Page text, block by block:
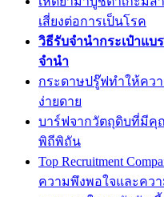
เสี่ยงต่อการเป็นโรค
วิธีรับจำนำกระเป๋าแ
จำนำ
กระดาษปรู๊ฟทำให้คว
ง่ายดาย
บาร์ฟจากวัตถุดิบที่มีคุ
พิถีพิถัน
Top Recruitment
ความพึงพอใจและควา